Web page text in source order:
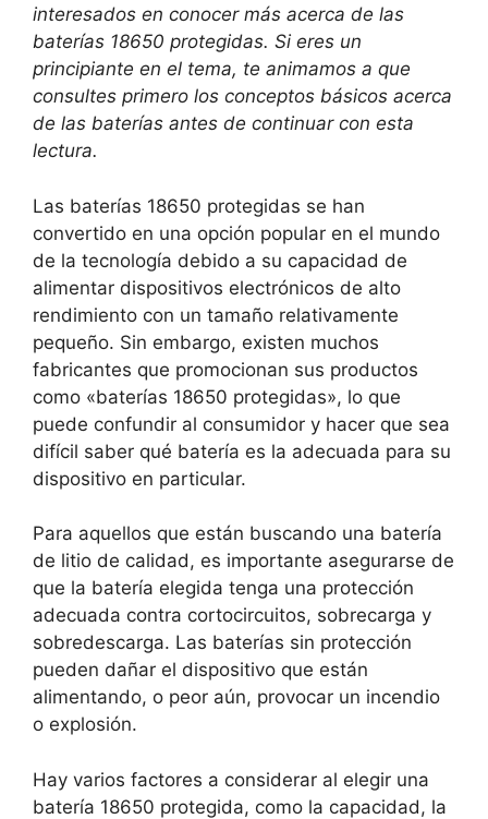
interesados en conocer más acerca de las
baterías 18650 protegidas. Si eres un
principiante en el tema, te animamos a que
consultes primero los conceptos básicos acerca
de las baterías antes de continuar con esta
lectura.
Las baterías 18650 protegidas se han
convertido en una opción popular en el mundo
de la tecnología debido a su capacidad de
alimentar dispositivos electrónicos de alto
rendimiento con un tamaño relativamente
pequeño. Sin embargo, existen muchos
fabricantes que promocionan sus productos
como «baterías 18650 protegidas», lo que
puede confundir al consumidor y hacer que sea
difícil saber qué batería es la adecuada para su
dispositivo en particular.
Para aquellos que están buscando una batería
de litio de calidad, es importante asegurarse de
que la batería elegida tenga una protección
adecuada contra cortocircuitos, sobrecarga y
sobredescarga. Las baterías sin protección
pueden dañar el dispositivo que están
alimentando, o peor aún, provocar un incendio
o explosión.
Hay varios factores a considerar al elegir una
batería 18650 protegida, como la capacidad, la